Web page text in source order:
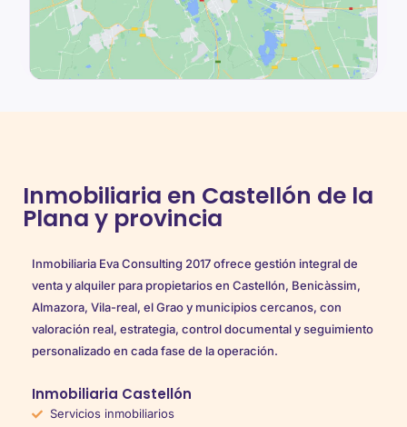
Inmobiliaria en Castellón de la
Plana y provincia
Inmobiliaria Eva Consulting 2017 ofrece gestión integral de
venta y alquiler para propietarios en Castellón, Benicàssim,
Almazora, Vila-real, el Grao y municipios cercanos, con
valoración real, estrategia, control documental y seguimiento
personalizado en cada fase de la operación.
Inmobiliaria Castellón
Servicios inmobiliarios